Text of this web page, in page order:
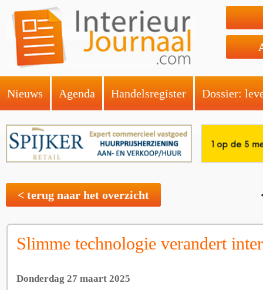
Nieuws Agenda Handelsregister Dossier:
< terug naar het overzicht
Slimme technologie verandert
Donderdag 27 maart 2025